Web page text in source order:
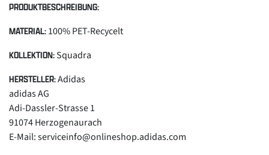
PRODUKTBESCHREIBUNG:
MATERIAL: 100% PET-Recycelt
KOLLEKTION:Squadra
HERSTELLER:Adidas
adidas AG
Adi-Dassler-Strasse 1
91074 Herzogenaurach
E-Mail: serviceinfo@onlineshop.adidas.com